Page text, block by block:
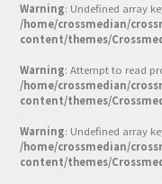
MY WORK
編集4.0
人間主義的
シンカケイ
バックオフ
その他
Warning: Undefined array
/home/crossmedian/
content/themes/
Warning: Attempt to read
/home/crossmedian/
content/themes/
Warning: Undefined array
/home/crossmedian/
content/themes/